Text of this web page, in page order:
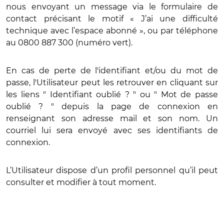
nous envoyant un message via le formulaire de
contact précisant le motif « J’ai une difficulté
technique avec l’espace abonné », ou par téléphone
au 0800 887 300 (numéro vert).
En cas de perte de l'identifiant et/ou du mot de
passe, l'Utilisateur peut les retrouver en cliquant sur
les liens " Identifiant oublié ? " ou " Mot de passe
oublié ? " depuis la page de connexion en
renseignant son adresse mail et son nom. Un
courriel lui sera envoyé avec ses identifiants de
connexion.
L’Utilisateur dispose d’un profil personnel qu’il peut
consulter et modifier à tout moment.